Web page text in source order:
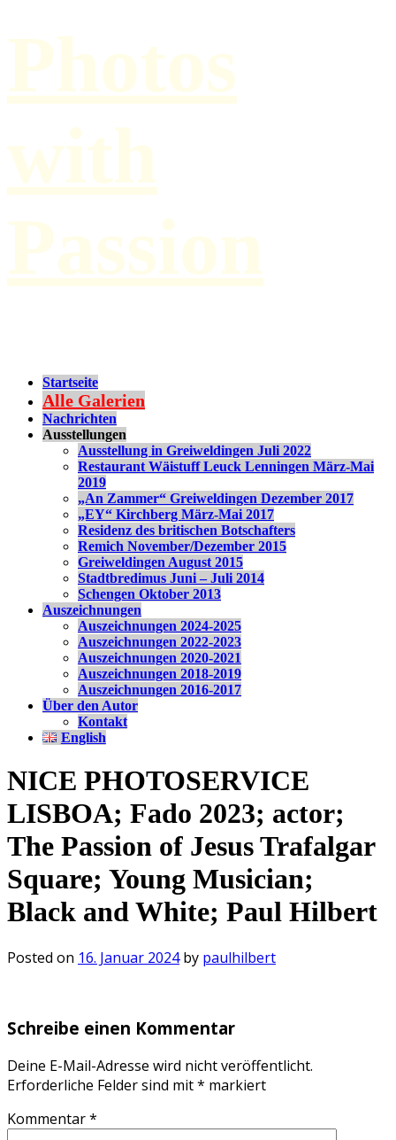
Photos
with
Passion
Startseite
Alle Galerien
Nachrichten
Ausstellungen
Ausstellung in Greiweldingen Juli 2022
Restaurant Wäistuff Leuck Lenningen März-Mai
2019
„An Zammer“ Greiweldingen Dezember 2017
„EY“ Kirchberg März-Mai 2017
Residenz des britischen Botschafters
Remich November/Dezember 2015
Greiweldingen August 2015
Stadtbredimus Juni – Juli 2014
Schengen Oktober 2013
Auszeichnungen
Auszeichnungen 2024-2025
Auszeichnungen 2022-2023
Auszeichnungen 2020-2021
Auszeichnungen 2018-2019
Auszeichnungen 2016-2017
Über den Autor
Kontakt
English
NICE PHOTOSERVICE
LISBOA; Fado 2023; actor;
The Passion of Jesus Trafalgar
Square; Young Musician;
Black and White; Paul Hilbert
Posted on 16. Januar 2024by paulhilbert
Schreibe einen Kommentar
Deine E-Mail-Adresse wird nicht veröffentlicht.
Erforderliche Felder sind mit* markiert
Kommentar*